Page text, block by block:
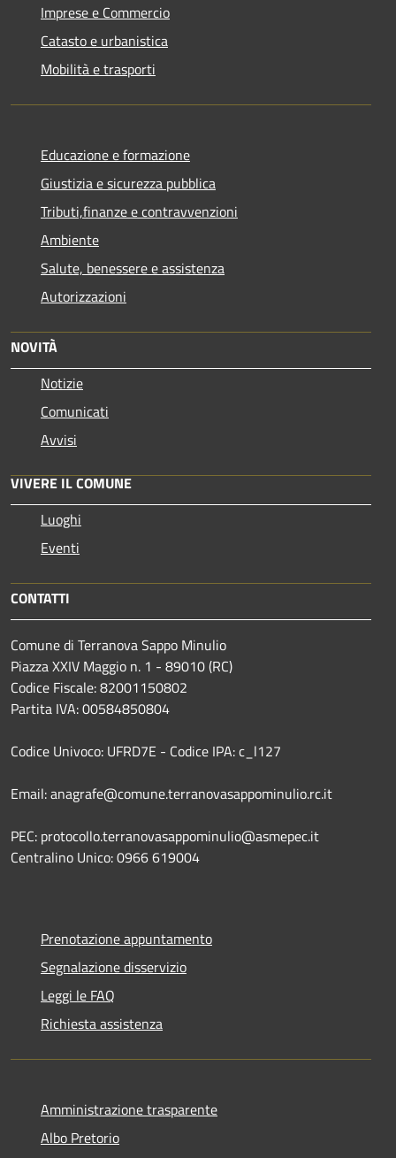
Imprese e Commercio
Catasto e urbanistica
Mobilità e trasporti
Educazione e formazione
Giustizia e sicurezza pubblica
Tributi,finanze e contravvenzioni
Ambiente
Salute, benessere e assistenza
Autorizzazioni
NOVITÀ
Notizie
Comunicati
Avvisi
VIVERE IL COMUNE
Luoghi
Eventi
CONTATTI
Comune di Terranova Sappo Minulio
Piazza XXIV Maggio n. 1 - 89010 (RC)
Codice Fiscale: 82001150802
Partita IVA: 00584850804
Codice Univoco: UFRD7E - Codice IPA: c_l127
Email: anagrafe@comune.terranovasappominulio.rc.it
PEC: protocollo.terranovasappominulio@asmepec.it
Centralino Unico: 0966 619004
Prenotazione appuntamento
Segnalazione disservizio
Leggi le FAQ
Richiesta assistenza
Amministrazione trasparente
Albo Pretorio